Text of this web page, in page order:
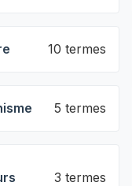
10 termes
5 termes
3 termes